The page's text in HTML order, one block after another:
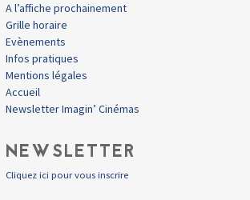
A l’affiche prochainement
Grille horaire
Evènements
Infos pratiques
Mentions légales
Accueil
Newsletter Imagin’ Cinémas
NEWSLETTER
Cliquez ici pour vous inscrire